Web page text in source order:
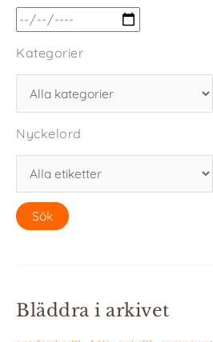
Kategorier
Nyckelord
Bläddra i arkivet